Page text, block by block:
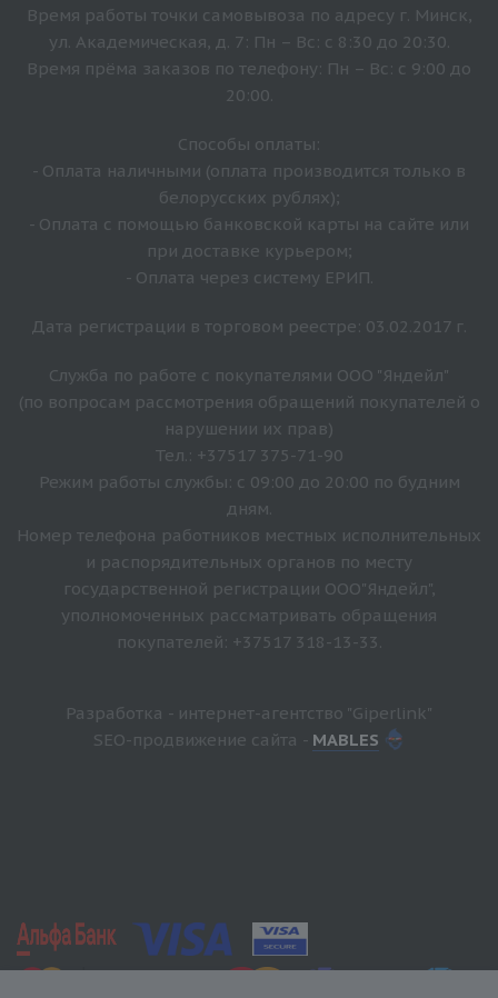
Время работы точки самовывоза по адресу г. Минск,
ул. Академическая, д. 7: Пн – Вс: с 8:30 до 20:30.
Время прёма заказов по телефону: Пн – Вс: с 9:00 до
20:00.
Способы оплаты:
- Оплата наличными (оплата производится только в
белорусских рублях);
- Оплата с помощью банковской карты на сайте или
при доставке курьером;
- Оплата через систему ЕРИП.
Дата регистрации в торговом реестре: 03.02.2017 г.
Служба по работе с покупателями ООО "Яндейл"
(по вопросам рассмотрения обращений покупателей о
нарушении их прав)
Тел.: +37517 375-71-90
Режим работы службы: с 09:00 до 20:00 по будним
дням.
Номер телефона работников местных исполнительных
и распорядительных органов по месту
государственной регистрации ООО"Яндейл",
уполномоченных рассматривать обращения
покупателей: +37517 318-13-33.
Разработка - интернет-агентство "Giperlink"
SEO-продвижение сайта - MABLES